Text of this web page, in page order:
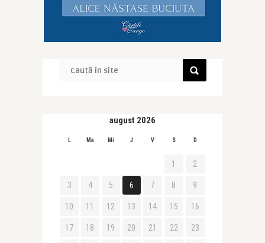
august 2026
L Ma Mi J V S D
1 2
3 4 5 6 7 8 9
10 11 12 13 14 15 16
17 18 19 20 21 22 23